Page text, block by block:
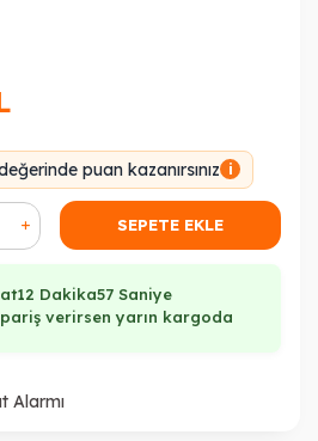
puan kazanırsınız i
SEPETE EKLE
12 Dakika57 Saniye
verirsen yarın kargoda
Alarmı